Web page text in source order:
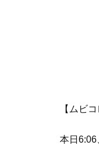
【ムビ
本日6:06